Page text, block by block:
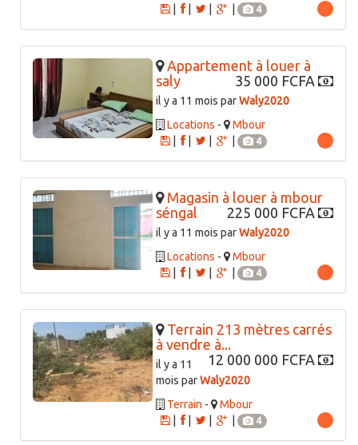
|
4
Appartement à louer à
saly
35 000 FCFA
il y a 11 mois parWaly2020
Locations -
Mbour
|
4
Magasin à louer à mbour
séngal
225 000 FCFA
il y a 11 mois parWaly2020
Locations -
Mbour
|
4
Terrain 213 mètres carrés
à vendre à...
12 000 000 FCFA
il y a 11
mois parWaly2020
Terrain -
Mbour
|
4